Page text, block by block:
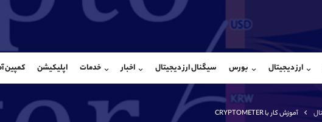
ارز دیجیتال بورس سیگنال ارز دیجیتال اخبار خدمات اپلیکیشن کمپین
آموزش کار با CRYPTOMETER
واتساپ شروع گفتگو
@Armteam_admin_por تلگرام